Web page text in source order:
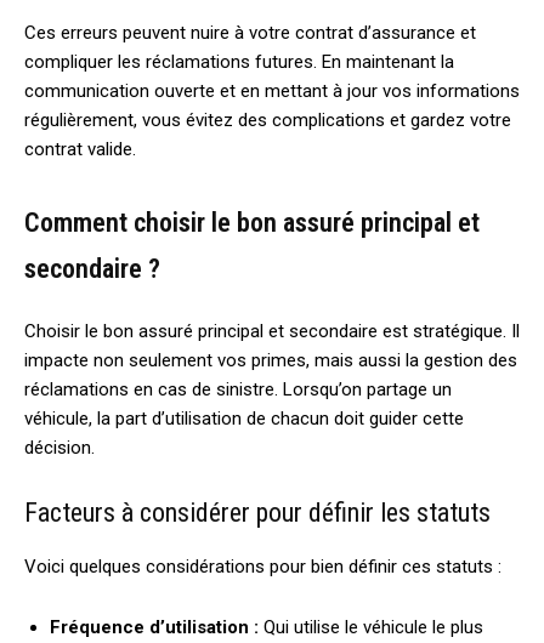
Ces erreurs peuvent nuire à votre contrat d’assurance et
compliquer les réclamations futures. En maintenant la
communication ouverte et en mettant à jour vos informations
régulièrement, vous évitez des complications et gardez votre
contrat valide.
Comment choisir le bon assuré principal et
secondaire ?
Choisir le bon assuré principal et secondaire est stratégique. Il
impacte non seulement vos primes, mais aussi la gestion des
réclamations en cas de sinistre. Lorsqu’on partage un
véhicule, la part d’utilisation de chacun doit guider cette
décision.
Facteurs à considérer pour définir les statuts
Voici quelques considérations pour bien définir ces statuts :
Fréquence d’utilisation : Qui utilise le véhicule le plus